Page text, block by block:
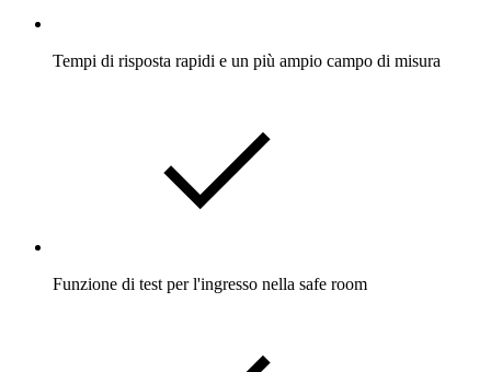
Tempi di risposta rapidi e un più ampio campo di misura
Funzione di test per l'ingresso nella safe room